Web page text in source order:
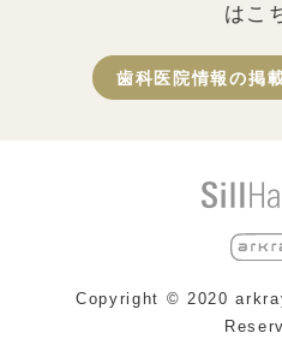
はこ
歯科医院情報の掲
Copyright © 2020